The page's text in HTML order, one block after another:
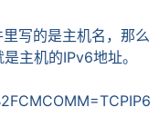
写的是主机名，那么
主机的IPv6地址。